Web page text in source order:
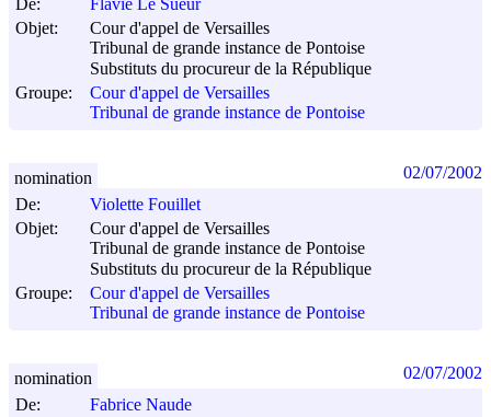
De:
Flavie Le Sueur
Objet:
Cour d'appel de Versailles
Tribunal de grande instance de Pontoise
Substituts du procureur de la République
Groupe:
Cour d'appel de Versailles
Tribunal de grande instance de Pontoise
De:
Violette Fouillet
Objet:
Cour d'appel de Versailles
Tribunal de grande instance de Pontoise
Substituts du procureur de la République
Groupe:
Cour d'appel de Versailles
Tribunal de grande instance de Pontoise
nomination 02/07/2002
De:
Fabrice Naude
nomination 02/07/2002